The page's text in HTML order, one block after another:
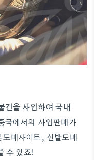
건을 사입하여 국내
국에서의 사입판매가
매사이트, 신발도매
수 있죠!